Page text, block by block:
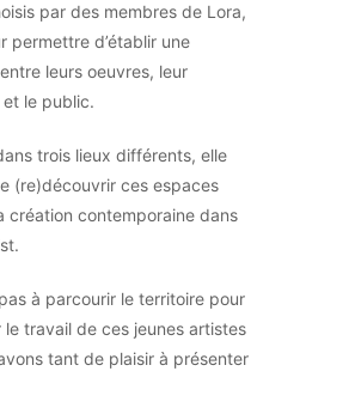
par des membres de Lora,
permettre d’établir une
leurs oeuvres, leur
le public.
trois lieux différents, elle
(re)découvrir ces espaces
création contemporaine dans
à parcourir le territoire pour
le travail de ces jeunes artistes
tant de plaisir à présenter